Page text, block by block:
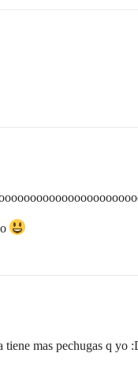
mas pechugas q yo